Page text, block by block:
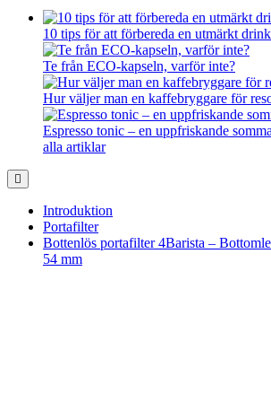
10 tips för att förbereda en utmärkt drink
Te från ECO-kapseln, varför inte?
Hur väljer man en kaffebryggare för
Espresso tonic – en uppfriskande
alla artiklar
Introduktion
Portafilter
Bottenlös portafilter 4Barista –
54 mm